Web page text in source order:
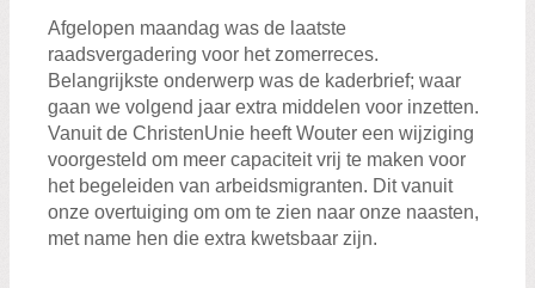
Afgelopen maandag was de laatste
raadsvergadering voor het zomerreces.
Belangrijkste onderwerp was de kaderbrief; waar
gaan we volgend jaar extra middelen voor inzetten.
Vanuit de ChristenUnie heeft Wouter een wijziging
voorgesteld om meer capaciteit vrij te maken voor
het begeleiden van arbeidsmigranten. Dit vanuit
onze overtuiging om om te zien naar onze naasten,
met name hen die extra kwetsbaar zijn.